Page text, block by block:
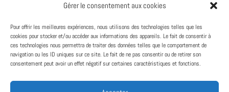
Gérer le consentement aux cookies
Pour offrir les meilleures expériences, nous utilisons des technologies telles que les
cookies pour stocker et/ou accéder aux informations des appareils. Le fait de consentir à
ces technologies nous permettra de traiter des données telles que le comportement de
navigation ou les ID uniques sur ce site. Le fait de ne pas consentir ou de retirer son
consentement peut avoir un effet négatif sur certaines caractéristiques et fonctions.
> Les comptes rendus et décisions
> Le budget
> Les rapports d'activités
> Syndicat Mixte du Pays Chaunois